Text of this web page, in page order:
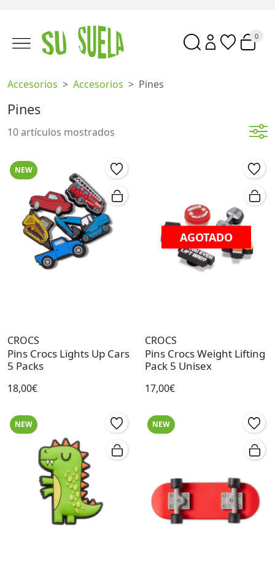
0
Accesorios Accesorios Pines
Pines
10 artículos mostrados
NEW
CROCS
Pins Crocs Lights Up Cars
5 Packs
18,00€
AGOTADO
CROCS
Pins Crocs Weight Lifting
Pack 5 Unisex
17,00€
NEW NEW